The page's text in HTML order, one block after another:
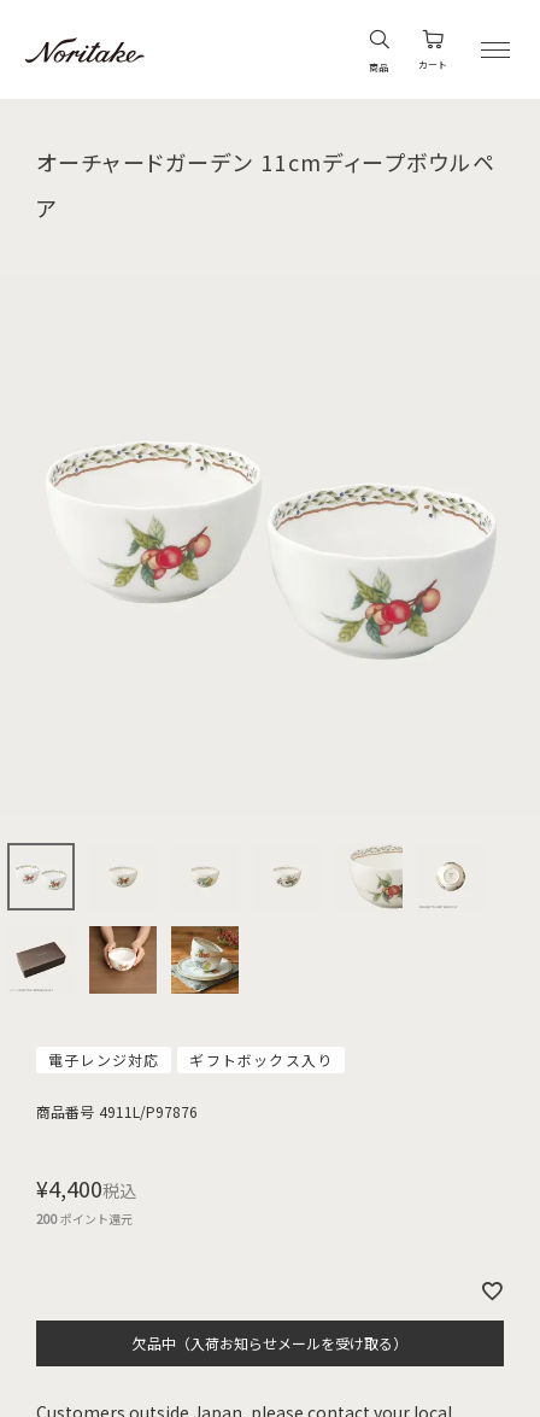
商品 カート
オーチャードガーデン 11cmディープボウルペ
ア
電子レンジ対応 ギフトボックス入り
商品番号 4911L/P97876
¥4,400税込
200ポイント還元
欠品中（入荷お知らせメールを受け取る）
Customers outside Japan, please contact your local